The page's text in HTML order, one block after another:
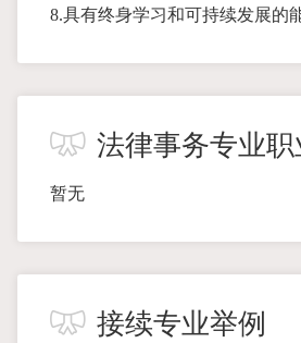
8.具有终身学习和可持续发展的
法律事务专业职
暂无
接续专业举例